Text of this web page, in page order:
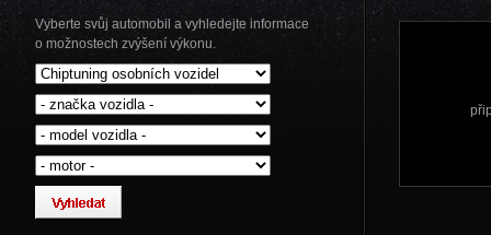
Vyberte svůj automobil a vyhledejte informace
o možnostech zvýšení výkonu.